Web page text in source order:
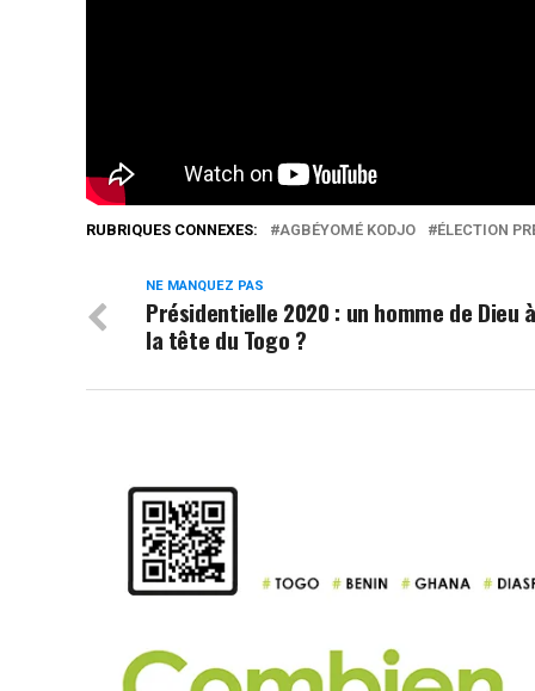
RUBRIQUES CONNEXES: AGBÉYOMÉ KODJO ÉLECTION
NE MANQUEZ PAS
Présidentielle 2020 : un homme de Dieu à
la tête du Togo ?